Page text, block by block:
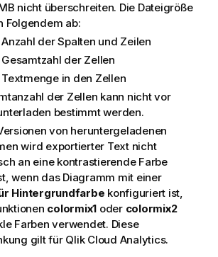
nicht überschreiten. Die Dateigröße
Folgendem ab:
Anzahl der Spalten und Zeilen
Gesamtzahl der Zellen
Textmenge in den Zellen
der Zellen kann nicht vor
bestimmt werden.
von heruntergeladenen
wird exportierter Text nicht
an eine kontrastierende Farbe
wenn das Diagramm mit einer
Hintergrundfarbe konfiguriert ist,
colormix1 oder colormix2
Farben verwendet. Diese
gilt für Qlik Cloud Analytics.